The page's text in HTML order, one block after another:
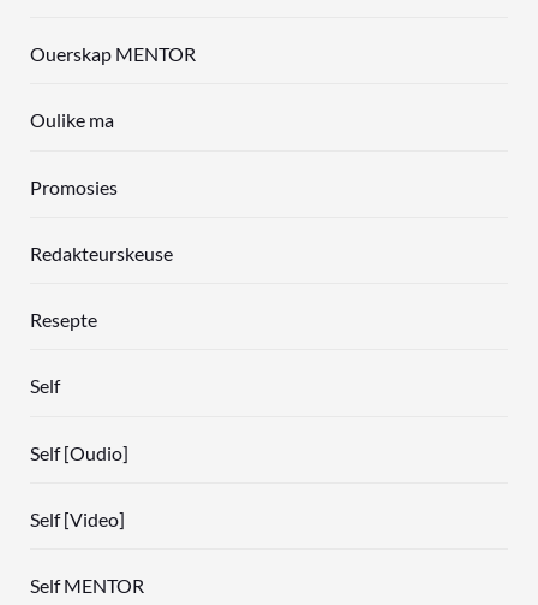
Ouerskap MENTOR
Oulike ma
Promosies
Redakteurskeuse
Resepte
Self
Self [Oudio]
Self [Video]
Self MENTOR